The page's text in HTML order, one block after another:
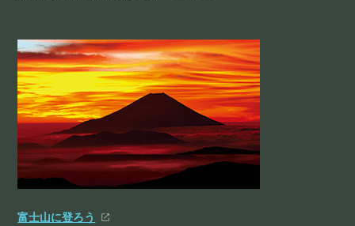
富士山に登ろう